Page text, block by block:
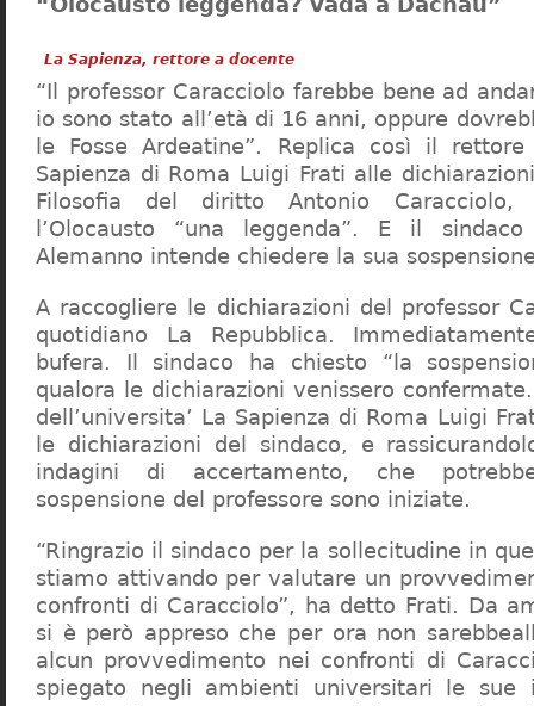
La Sapienza, rettore a docente
“Il professor Caracciolo farebbe bene ad
io sono stato all’età di 16 anni, oppure
le Fosse Ardeatine”. Replica così il rettore
Sapienza di Roma Luigi Frati alle
Filosofia del diritto Antonio
l’Olocausto “una leggenda”. E il
Alemanno intende chiedere la sua
A raccogliere le dichiarazioni del professor
quotidiano La Repubblica.
bufera. Il sindaco ha chiesto “la
qualora le dichiarazioni venissero
dell’universita’ La Sapienza di Roma Luigi
le dichiarazioni del sindaco, e
indagini di accertamento, che
sospensione del professore sono iniziate.
“Ringrazio il sindaco per la sollecitudine in
stiamo attivando per valutare un
confronti di Caracciolo”, ha detto Frati. Da
si è però appreso che per ora non
alcun provvedimento nei confronti di
spiegato negli ambienti universitari le sue